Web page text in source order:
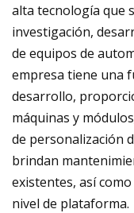
alta tecnología que
investigación,
de equipos de
empresa tiene una
desarrollo,
máquinas y
de personalización
brindan
existentes, así
nivel de plataforma.